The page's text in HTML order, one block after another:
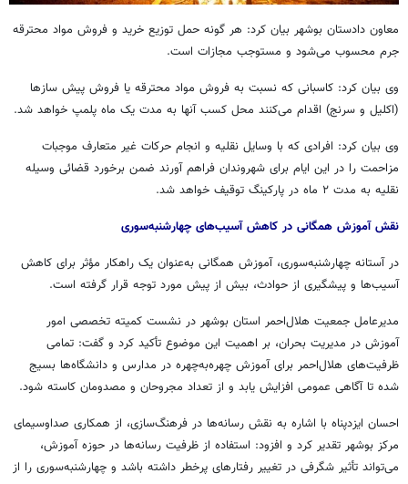
معاون دادستان بوشهر بیان کرد: هر گونه حمل توزیع خرید و فروش مواد محترقه
جرم محسوب می‌شود و مستوجب مجازات است.
وی بیان کرد: کاسبانی که نسبت به فروش مواد محترقه یا فروش پیش سازها
(اکلیل و سرنج) اقدام می‌کنند محل کسب آنها به مدت یک ماه پلمپ خواهد شد.
وی بیان کرد: افرادی که با وسایل نقلیه و انجام حرکات غیر متعارف موجبات
مزاحمت را در این ایام برای شهروندان فراهم آورند ضمن برخورد قضائی وسیله
نقلیه به مدت ۲ ماه در پارکینگ توقیف خواهد شد.
نقش آموزش همگانی در کاهش آسیب‌های چهارشنبه‌سوری
در آستانه چهارشنبه‌سوری، آموزش همگانی به‌عنوان یک راهکار مؤثر برای کاهش
آسیب‌ها و پیشگیری از حوادث، بیش از پیش مورد توجه قرار گرفته است.
مدیرعامل جمعیت هلال‌احمر استان بوشهر در نشست کمیته تخصصی امور
آموزش در مدیریت بحران، بر اهمیت این موضوع تأکید کرد و گفت: تمامی
ظرفیت‌های هلال‌احمر برای آموزش چهره‌به‌چهره در مدارس و دانشگاه‌ها بسیج
شده تا آگاهی عمومی افزایش یابد و از تعداد مجروحان و مصدومان کاسته شود.
احسان ایزدپناه با اشاره به نقش رسانه‌ها در فرهنگ‌سازی، از همکاری صداوسیمای
مرکز بوشهر تقدیر کرد و افزود: استفاده از ظرفیت رسانه‌ها در حوزه آموزش،
می‌تواند تأثیر شگرفی در تغییر رفتارهای پرخطر داشته باشد و چهارشنبه‌سوری را از